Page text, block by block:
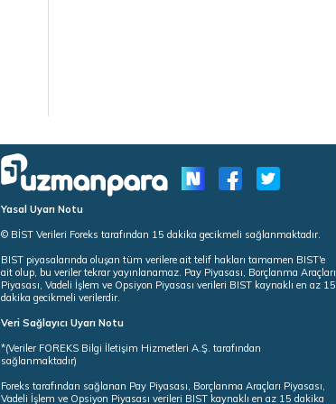
Yasal Uyarı Notu
© BİST Verileri Foreks tarafından 15 dakika gecikmeli sağlanmaktadır.
BIST piyasalarında oluşan tüm verilere ait telif hakları tamamen BIST'e
ait olup, bu veriler tekrar yayınlanamaz. Pay Piyasası, Borçlanma Araçları
Piyasası, Vadeli İşlem ve Opsiyon Piyasası verileri BIST kaynaklı en az 15
dakika gecikmeli verilerdir.
Veri Sağlayıcı Uyarı Notu
*(Veriler FOREKS Bilgi İletişim Hizmetleri A.Ş. tarafından
sağlanmaktadır)
Foreks tarafından sağlanan Pay Piyasası, Borçlanma Araçları Piyasası,
Vadeli İşlem ve Opsiyon Piyasası verileri BIST kaynaklı en az 15 dakika